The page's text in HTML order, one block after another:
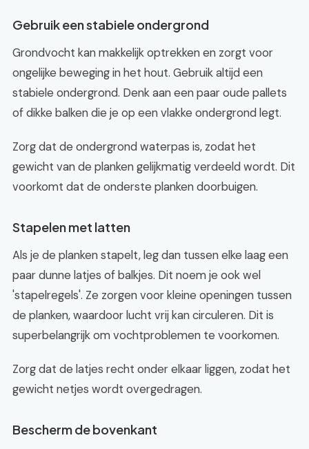
Gebruik een stabiele ondergrond
Grondvocht kan makkelijk optrekken en zorgt voor
ongelijke beweging in het hout. Gebruik altijd een
stabiele ondergrond. Denk aan een paar oude pallets
of dikke balken die je op een vlakke ondergrond legt.
Zorg dat de ondergrond waterpas is, zodat het
gewicht van de planken gelijkmatig verdeeld wordt. Dit
voorkomt dat de onderste planken doorbuigen.
Stapelen met latten
Als je de planken stapelt, leg dan tussen elke laag een
paar dunne latjes of balkjes. Dit noem je ook wel
'stapelregels'. Ze zorgen voor kleine openingen tussen
de planken, waardoor lucht vrij kan circuleren. Dit is
superbelangrijk om vochtproblemen te voorkomen.
Zorg dat de latjes recht onder elkaar liggen, zodat het
gewicht netjes wordt overgedragen.
Bescherm de bovenkant